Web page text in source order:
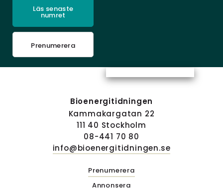
Läs senaste
numret
Prenumerera
Bioenergitidningen
Kammakargatan 22
111 40 Stockholm
08-441 70 80
info@bioenergitidningen.se
Prenumerera
Annonsera